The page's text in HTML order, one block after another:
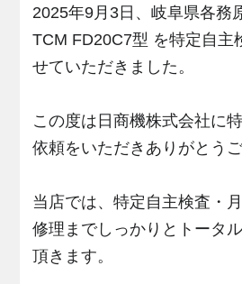
2025年9月3日、岐阜県各務
TCM FD20C7型 を特定自主
せていただきました。
この度は日商機株式会社に
依頼をいただきありがとうご
当店では、特定自主検査・
修理までしっかりとトータ
頂きます。